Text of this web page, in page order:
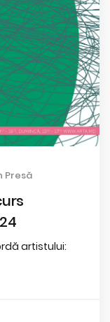
Presă
artistului: